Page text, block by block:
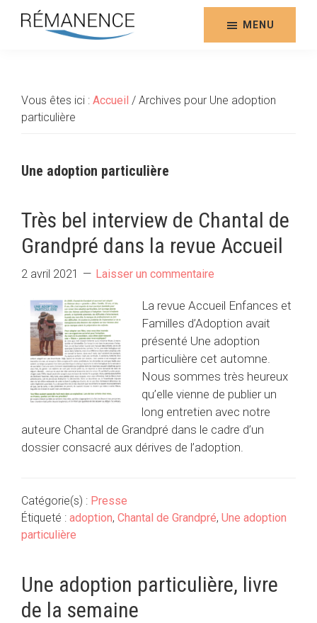
de
la
MENU
Vous êtes ici : Accueil / Archives pour Une adoption
particulière
Une adoption particulière
Très bel interview de Chantal de
Grandpré dans la revue Accueil
2 avril 2021 Laisser un commentaire
La revue Accueil Enfances et
Familles d’Adoption avait
présenté Une adoption
particulière cet automne.
Nous sommes très heureux
qu’elle vienne de publier un
long entretien avec notre
auteure Chantal de Grandpré dans le cadre d’un
dossier consacré aux dérives de l’adoption.
Catégorie(s) : Presse
Étiqueté : adoption, Chantal de Grandpré, Une adoption
particulière
Une adoption particulière, livre
de la semaine